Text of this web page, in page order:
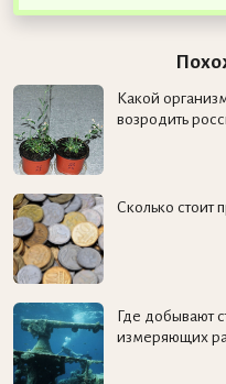
Какой
возродить
Сколько стоит
Где добывают
измеряющих